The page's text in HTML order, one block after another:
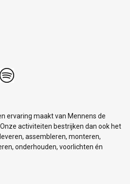
ervaring maakt van Mennens de
activiteiten bestrijken dan ook het
assembleren, monteren,
onderhouden, voorlichten én